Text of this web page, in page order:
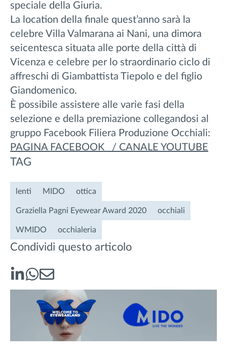
speciale della Giuria.
La location della finale quest’anno sarà la
celebre Villa Valmarana ai Nani, una dimora
seicentesca situata alle porte della città di
Vicenza e celebre per lo straordinario ciclo di
affreschi di Giambattista Tiepolo e del figlio
Giandomenico.
È possibile assistere alle varie fasi della
selezione e della premiazione collegandosi al
gruppo Facebook Filiera Produzione Occhiali:
PAGINA FACEBOOK / CANALE YOUTUBE
TAG
lenti MIDO ottica
Graziella Pagni Eyewear Award 2020 occhiali
WMIDO occhialeria
Condividi questo articolo